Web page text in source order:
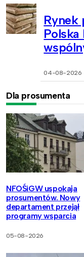
Rynek
Polska
04-08-2026
Dla prosumenta
NFOŚiGW uspokaja
prosumentów. Nowy
departament przejął
programy wsparcia
05-08-2026